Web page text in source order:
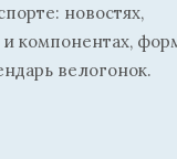
новостях,
и компонентах,
велогонок.